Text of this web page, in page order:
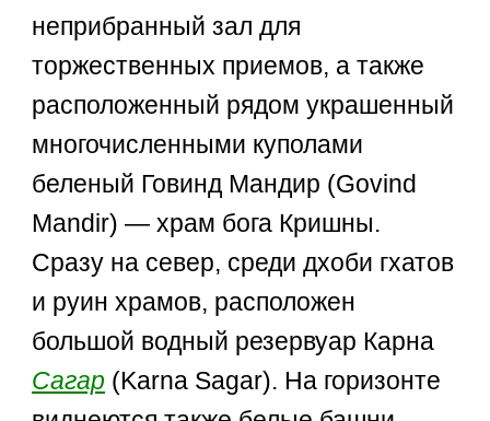
неприбранный зал для
торжественных приемов, а также
расположенный рядом украшенный
многочисленными куполами
беленый Говинд Мандир (Govind
Mandir) — храм бога Кришны.
Сразу на север, среди дхоби гхатов
и руин храмов, расположен
большой водный резервуар Карна
Сагар (Karna Sagar). На горизонте